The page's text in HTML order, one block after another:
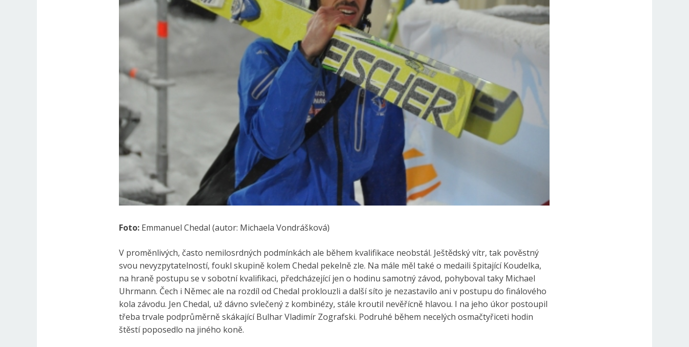
Foto: Emmanuel Chedal (autor: Michaela Vondrášková)
V proměnlivých, často nemilosrdných podmínkách ale během kvalifikace neobstál. Ještědský vítr, tak pověstný
svou nevyzpytatelností, foukl skupině kolem Chedal pekelně zle. Na mále měl také o medaili špitající Koudelka,
na hraně postupu se v sobotní kvalifikaci, předcházející jen o hodinu samotný závod, pohyboval taky Michael
Uhrmann. Čech i Němec ale na rozdíl od Chedal proklouzli a další síto je nezastavilo ani v postupu do finálového
kola závodu. Jen Chedal, už dávno svlečený z kombinézy, stále kroutil nevěřícně hlavou. I na jeho úkor postoupil
třeba trvale podprůměrně skákající Bulhar Vladimír Zografski. Podruhé během necelých osmačtyřiceti hodin
štěstí poposedlo na jiného koně.